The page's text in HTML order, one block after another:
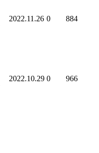
2022.11.26 0 884
2022.10.29 0 966